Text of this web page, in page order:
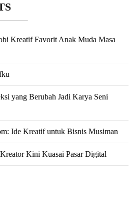
Kreatif Favorit Anak Muda Masa
yang Berubah Jadi Karya Seni
Ide Kreatif untuk Bisnis Musiman
Kini Kuasai Pasar Digital